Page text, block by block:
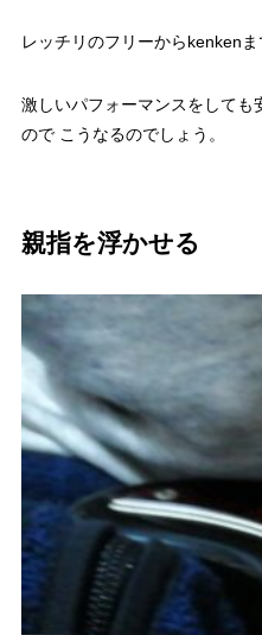
レッチリのフリーからkenkenま
激しいパフォーマンスをしても
ので こうなるのでしょう。
親指を浮かせる